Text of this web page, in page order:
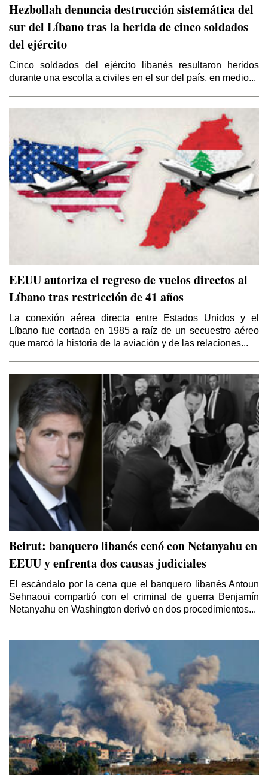
Hezbollah denuncia destrucción sistemática del
sur del Líbano tras la herida de cinco soldados
del ejército
Cinco soldados del ejército libanés resultaron heridos
durante una escolta a civiles en el sur del país, en medio...
EEUU autoriza el regreso de vuelos directos al
Líbano tras restricción de 41 años
La conexión aérea directa entre Estados Unidos y el
Líbano fue cortada en 1985 a raíz de un secuestro aéreo
que marcó la historia de la aviación y de las relaciones...
Beirut: banquero libanés cenó con Netanyahu en
EEUU y enfrenta dos causas judiciales
El escándalo por la cena que el banquero libanés Antoun
Sehnaoui compartió con el criminal de guerra Benjamín
Netanyahu en Washington derivó en dos procedimientos...